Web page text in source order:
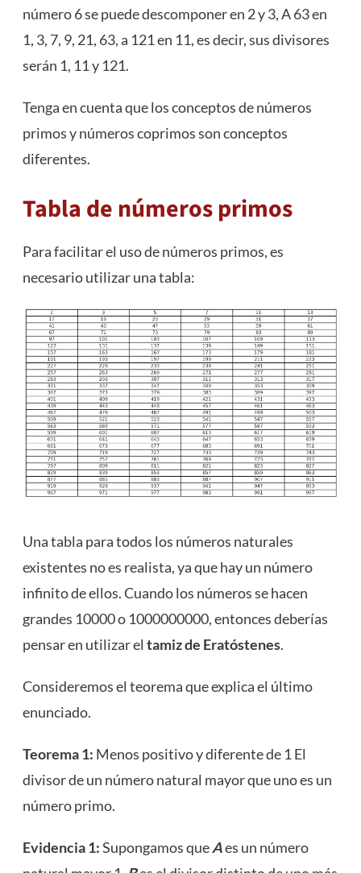
número 6 se puede descomponer en 2 y 3, A 63 en
1, 3, 7, 9, 21, 63, a 121 en 11, es decir, sus divisores
serán 1, 11 y 121.
Tenga en cuenta que los conceptos de números
primos y números coprimos son conceptos
diferentes.
Tabla de números primos
Para facilitar el uso de números primos, es
necesario utilizar una tabla:
Una tabla para todos los números naturales
existentes no es realista, ya que hay un número
infinito de ellos. Cuando los números se hacen
grandes 10000 o 1000000000, entonces deberías
pensar en utilizar el tamiz de Eratóstenes.
Consideremos el teorema que explica el último
enunciado.
Teorema 1: Menos positivo y diferente de 1 El
divisor de un número natural mayor que uno es un
número primo.
Evidencia 1:Supongamos queAes un número